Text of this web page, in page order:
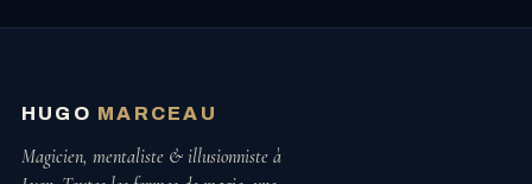
HUGO MARCEAU
Magicien, mentaliste & illusionniste à